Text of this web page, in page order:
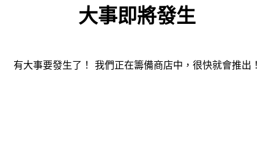
大事即將發生
有大事要發生了！ 我們正在籌備商店中，很快就會推出！